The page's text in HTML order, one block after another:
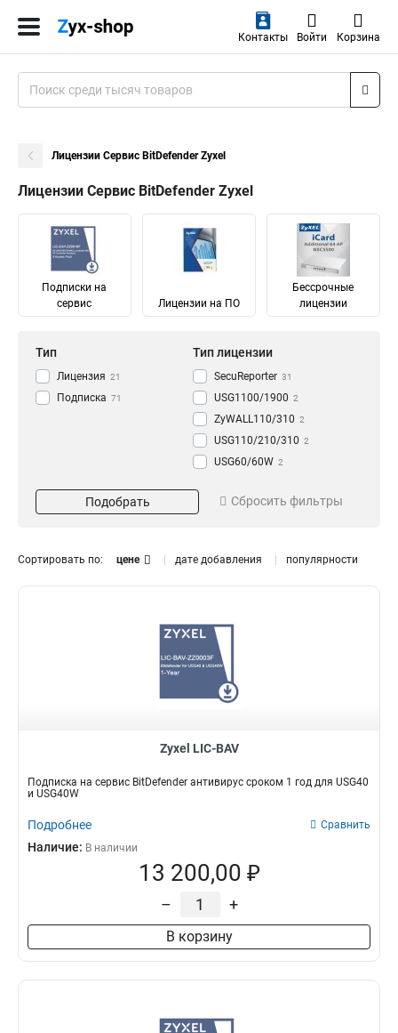
Контакты Войти Корзина
Лицензии Сервис BitDefender Zyxel
Лицензии Сервис BitDefender Zyxel
Подписки на
сервис
Лицензии на ПО
Бессрочные
лицензии
Тип
Лицензия 21
Подписка 71
Тип лицензии
SecuReporter 31
USG1100/1900 2
ZyWALL110/310 2
USG110/210/310 2
USG60/60W 2
USG20/20W-VPN 2
Сервис Gold Security Pack
Сервис CF 38
Сервис Pack 23
4 года
Подобрать Сбросить фильтры
Сортировать по: цене дате добавления популярности
Zyxel LIC-BAV
Подписка на сервис BitDefender антивирус сроком 1 год для USG40
и USG40W
Подробнее Сравнить
Наличие: В наличии
13 200,00 ₽
– +
В корзину